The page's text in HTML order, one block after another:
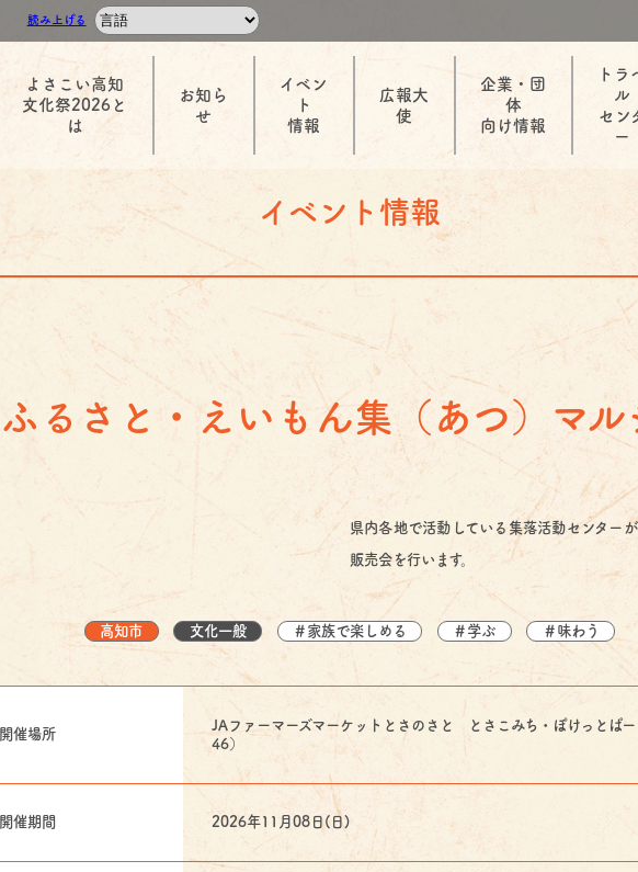
読み上げる
よさこい高知
文化祭2026と
は
お知ら
せ
イベン
ト
情報
広報大
使
企業・団
体
向け情報
トラ
ル
セン
ー
イベント情報
ふるさと・えいもん集（あつ）マル
県内各地で活動している集落活動センター
販売会を行います。
高知市 文化一般 ＃家族で楽しめる ＃学ぶ ＃味わう
開催場所
JAファーマーズマーケットとさのさと とさこみち・ぽけっとぱ
46）
開催期間 2026年11月08日(日)